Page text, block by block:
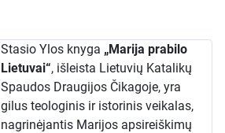
Stasio Ylos knyga „Marija prabilo
Lietuvai“, išleista Lietuvių Katalikų
Spaudos Draugijos Čikagoje, yra
gilus teologinis ir istorinis veikalas,
nagrinėjantis Marijos apsireiškimų